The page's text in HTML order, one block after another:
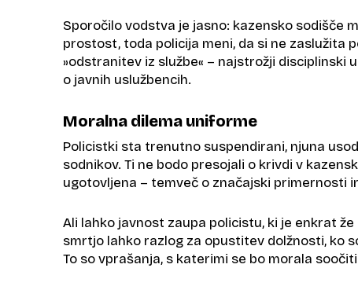
Sporočilo vodstva je jasno: kazensko sodišče
prostost, toda policija meni, da si ne zaslužita
»odstranitev iz službe« – najstrožji disciplinski
o javnih uslužbencih.
Moralna dilema uniforme
Policistki sta trenutno suspendirani, njuna
sodnikov. Ti ne bodo presojali o krivdi v
ugotovljena – temveč o značajski primernosti
Ali lahko javnost zaupa policistu, ki je enkrat
smrtjo lahko razlog za opustitev dolžnosti, ko
To so vprašanja, s katerimi se bo morala